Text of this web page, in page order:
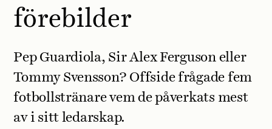
förebilder
Pep Guardiola, Sir Alex Ferguson eller
Tommy Svensson? Offside frågade fem
fotbollstränare vem de påverkats mest
av i sitt ledarskap.